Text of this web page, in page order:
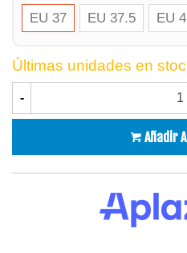
EU 37 EU 37.5 EU
Últimas unidades en
-
Añadir